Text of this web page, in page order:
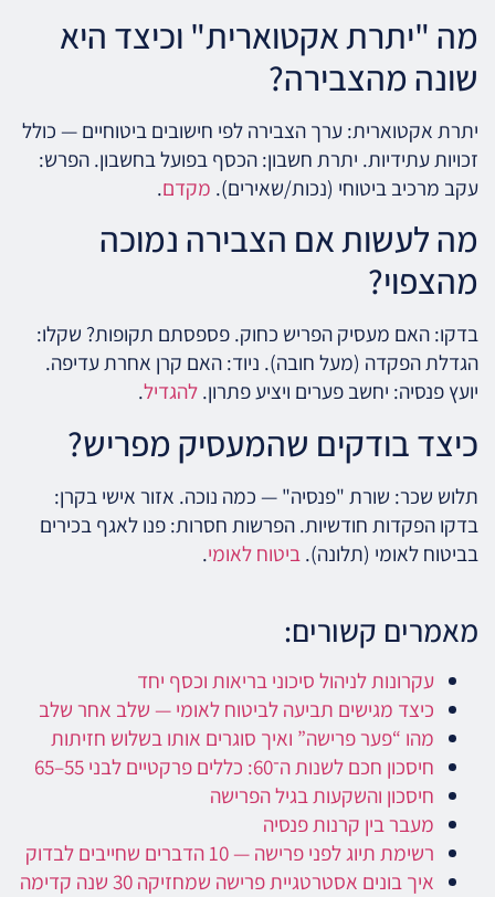
מה "יתרת אקטוארית" וכיצד היא
שונה מהצבירה?
יתרת אקטוארית: ערך הצבירה לפי חישובים ביטוחיים — כולל
זכויות עתידיות. יתרת חשבון: הכסף בפועל בחשבון. הפרש:
עקב מרכיב ביטוחי (נכות/שאירים). מקדם.
מה לעשות אם הצבירה נמוכה
מהצפוי?
בדקו: האם מעסיק הפריש כחוק. פספסתם תקופות? שקלו:
הגדלת הפקדה (מעל חובה). ניוד: האם קרן אחרת עדיפה.
יועץ פנסיה: יחשב פערים ויציע פתרון.להגדיל.
כיצד בודקים שהמעסיק מפריש?
תלוש שכר: שורת "פנסיה" — כמה נוכה. אזור אישי בקרן:
בדקו הפקדות חודשיות. הפרשות חסרות: פנו לאגף בכירים
בביטוח לאומי (תלונה).ביטוח לאומי.
מאמרים קשורים:
עקרונות לניהול סיכוני בריאות וכסף יחד
כיצד מגישים תביעה לביטוח לאומי — שלב אחר שלב
מהו “פער פרישה” ואיך סוגרים אותו בשלוש חזיתות
חיסכון חכם לשנות ה־60: כללים פרקטיים לבני 55–65
חיסכון והשקעות בגיל הפרישה
מעבר בין קרנות פנסיה
רשימת תיוג לפני פרישה — 10 הדברים שחייבים לבדוק
איך בונים אסטרטגיית פרישה שמחזיקה 30 שנה קדימה